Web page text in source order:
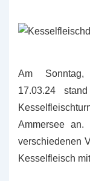
Am
17.03.24
Ammersee
verschiedenen
Kesselfleisch